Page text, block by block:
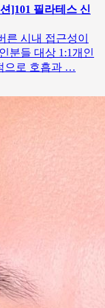
]101 필라테스 신
른 시내 접근성이
분들 대상 1:1개인
으로 호흡과 …